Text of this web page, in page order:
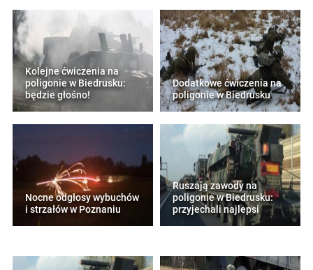
Kolejne ćwiczenia na
poligonie w Biedrusku:
będzie głośno!
Dodatkowe ćwiczenia na
poligonie w Biedrusku
Nocne odgłosy wybuchów
i strzałów w Poznaniu
Ruszają zawody na
poligonie w Biedrusku:
przyjechali najlepsi